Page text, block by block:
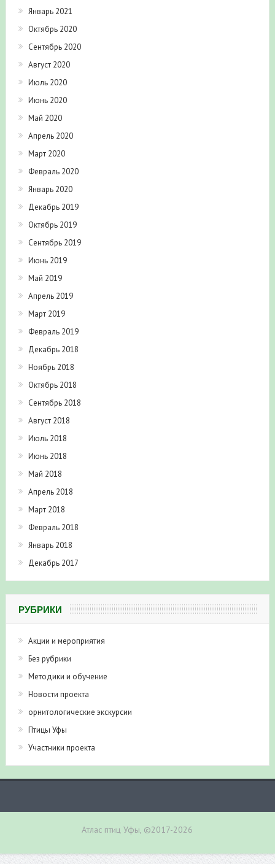
Январь 2021
Октябрь 2020
Сентябрь 2020
Август 2020
Июль 2020
Июнь 2020
Май 2020
Апрель 2020
Март 2020
Февраль 2020
Январь 2020
Декабрь 2019
Октябрь 2019
Сентябрь 2019
Июнь 2019
Май 2019
Апрель 2019
Март 2019
Февраль 2019
Декабрь 2018
Ноябрь 2018
Октябрь 2018
Сентябрь 2018
Август 2018
Июль 2018
Июнь 2018
Май 2018
Апрель 2018
Март 2018
Февраль 2018
Январь 2018
Декабрь 2017
РУБРИКИ
Акции и мероприятия
Без рубрики
Методики и обучение
Новости проекта
орнитологические экскурсии
Птицы Уфы
Участники проекта
Атлас птиц Уфы, ©2017-2026